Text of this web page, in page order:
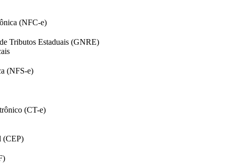
(NFC-e)
Tributos Estaduais (GNRE)
(NFS-e)
(CT-e)
(CEP)